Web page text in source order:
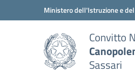
Vai ai contenuti
Vai al menu di navigazione
Ministero dell'Istruzione e
Convitto
Sassari